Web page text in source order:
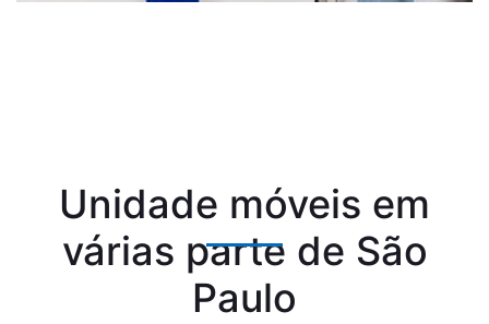
Unidade móveis em
várias parte de São
Paulo